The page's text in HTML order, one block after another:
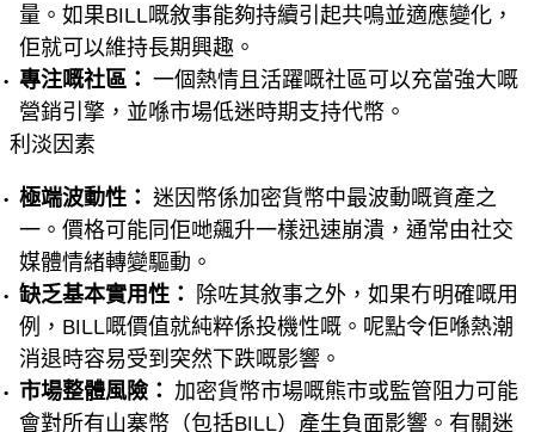
量。如果BILL嘅敘事能夠持續引起共鳴並適應變化，
佢就可以維持長期興趣。
專注嘅社區： 一個熱情且活躍嘅社區可以充當強大嘅
營銷引擎，並喺市場低迷時期支持代幣。
利淡因素
極端波動性： 迷因幣係加密貨幣中最波動嘅資產之
一。價格可能同佢哋飆升一樣迅速崩潰，通常由社交
媒體情緒轉變驅動。
缺乏基本實用性：
除咗其敘事之外，如果冇明確嘅用
例，BILL嘅價值就純粹係投機性嘅。呢點令佢喺熱潮
消退時容易受到突然下跌嘅影響。
市場整體風險： 加密貨幣市場嘅熊市或監管阻力可能
會對所有山寨幣（包括BILL）產生負面影響。有關迷